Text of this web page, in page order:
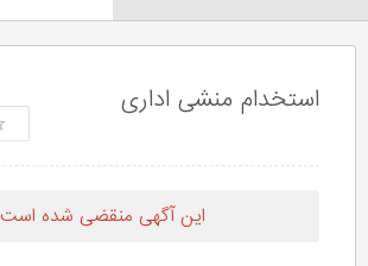
استخدام منشی اداری
این آگهی منقضی شده است